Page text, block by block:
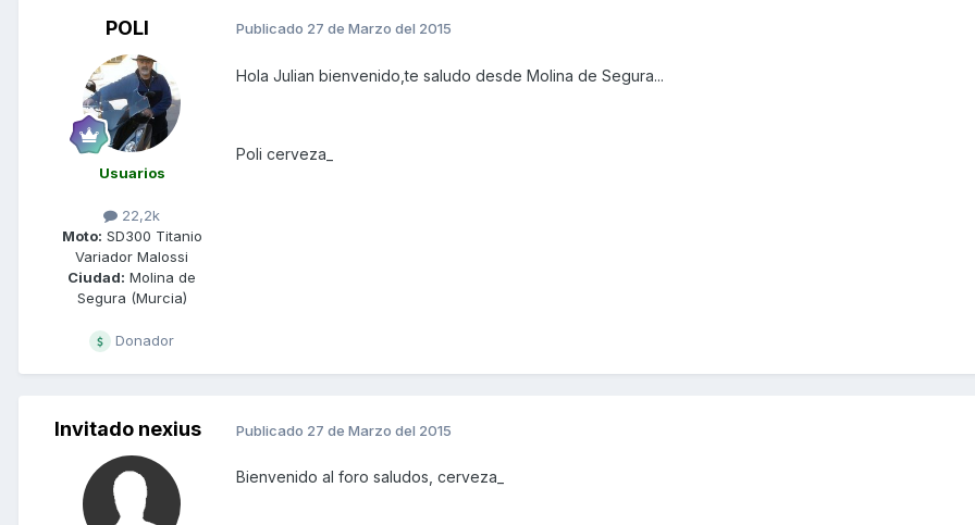
POLI
Usuarios
22,2k
Moto: SD300 Titanio
Variador Malossi
Ciudad: Molina de
Segura (Murcia)
Donador
Publicado 27 de Marzo del 2015
Hola Julian bienvenido,te saludo desde Molina de Segura...
Poli cerveza_
Invitado nexius Publicado 27 de Marzo del 2015
Bienvenido al foro saludos, cerveza_